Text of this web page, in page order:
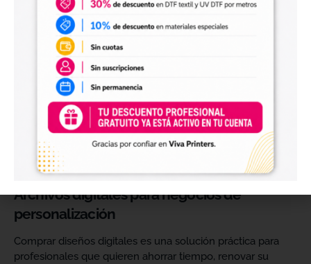
Diseños digitales para impresión UV DTF
También encontrarás
perfectos para personalizar vasos, botellas, termos, cajas,
envases, artículos promocionales y otras superficies rígidas
Estos diseños permiten incorporar nuevas opciones a tu
catálogo de personalización de objetos y preparar
producciones propias utilizando tu impresora UV DTF o tu
proveedor habitual de impresión.
Archivos digitales para negocios de
personalización
Comprar diseños digitales es una solución práctica para
profesionales que quieren ahorrar tiempo, renovar su